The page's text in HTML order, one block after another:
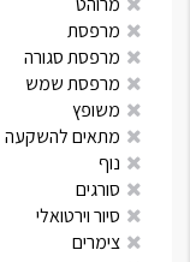
מרפסת
מרפסת סגורה
מרפסת שמש
משופץ
מתאים להשקעה
נוף
סורגים
סיור וירטואלי
צימרים